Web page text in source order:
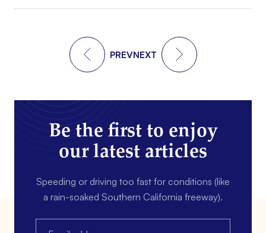
PREVNEXT
Be the first to enjoy
our latest articles
Speeding or driving too fast for conditions (like
a rain-soaked Southern California freeway).